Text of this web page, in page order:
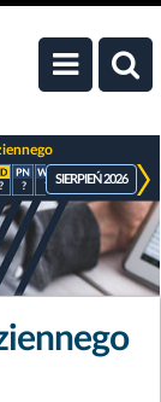
? ? ? ? ? ?
SIERPIEŃ 2026